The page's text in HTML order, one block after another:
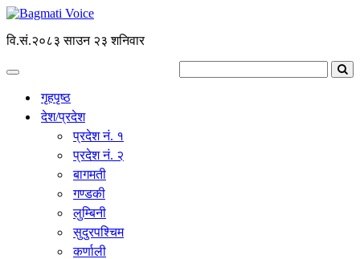
वि.सं.२०८३ साउन २३ शनिवार
गृहपृष्ठ
देश/प्रदेश
प्रदेश नं. १
प्रदेश नं. २
बागमती
गण्डकी
लुम्बिनी
सुदुरपश्चिम
कर्णाली